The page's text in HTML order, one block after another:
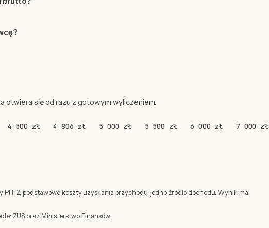
otwiera się od razu z gotowym wyliczeniem.
4 500 zł 4 806 zł 5 000 zł 5 500 zł 6 000 zł 7 000 zł
PIT-2, podstawowe koszty uzyskania przychodu, jedno źródło dochodu. Wynik ma
ZUS oraz Ministerstwo Finansów